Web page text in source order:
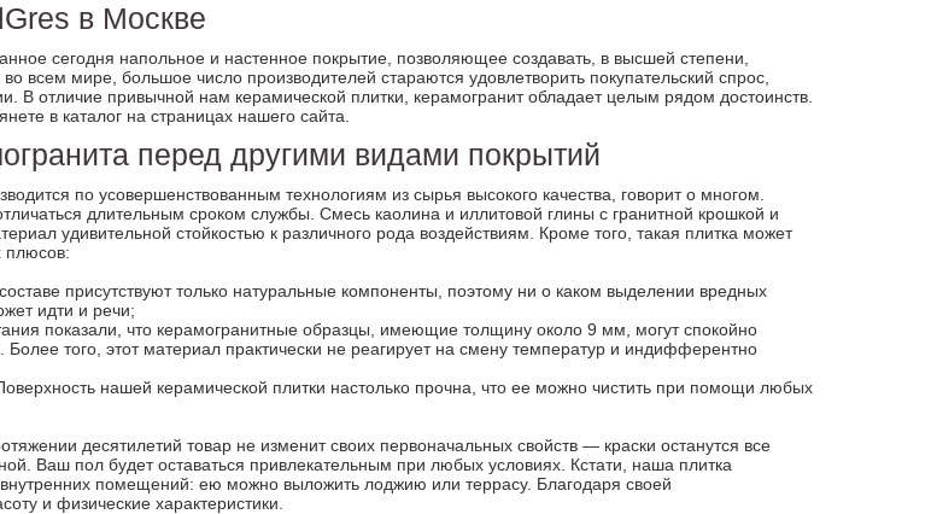
в Москве
сегодня напольное и настенное покрытие, позволяющее создавать, в высшей степени,
всем мире, большое число производителей стараются удовлетворить покупательский спрос,
В отличие привычной нам керамической плитки, керамогранит обладает целым рядом достоинств.
в каталог на страницах нашего сайта.
перед другими видами покрытий
по усовершенствованным технологиям из сырья высокого качества, говорит о многом.
длительным сроком службы. Смесь каолина и иллитовой глины с гранитной крошкой и
удивительной стойкостью к различного рода воздействиям. Кроме того, такая плитка может
плюсов:
присутствуют только натуральные компоненты, поэтому ни о каком выделении вредных
идти и речи;
показали, что керамогранитные образцы, имеющие толщину около 9 мм, могут спокойно
Более того, этот материал практически не реагирует на смену температур и индифферентно
нашей керамической плитки настолько прочна, что ее можно чистить при помощи любых
десятилетий товар не изменит своих первоначальных свойств — краски останутся все
Ваш пол будет оставаться привлекательным при любых условиях. Кстати, наша плитка
помещений: ею можно выложить лоджию или террасу. Благодаря своей
и физические характеристики.